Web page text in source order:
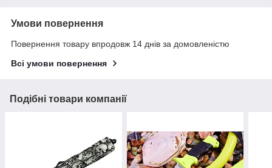
Умови повернення
Повернення товару впродовж 14 днів за домовленістю
Всі умови повернення
Подібні товари компанії